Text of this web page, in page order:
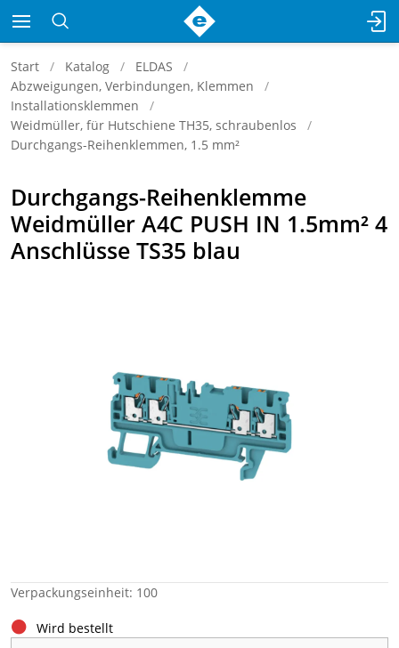
Start Katalog
ELDAS
Abzweigungen, Verbindungen, Klemmen
Installationsklemmen
Weidmüller, für Hutschiene TH35, schraubenlos
Durchgangs-Reihenklemmen, 1.5 mm²
Durchgangs-Reihenklemme
Weidmüller A4C PUSH IN 1.5mm² 4
Anschlüsse TS35 blau
Verpackungseinheit: 100
Wird bestellt